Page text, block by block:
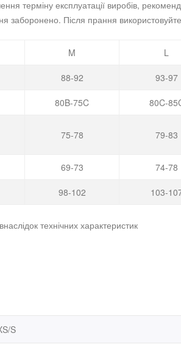
терміну експлуатації виробів,
заборонено. Після прання
M L
88-92 93-97
80B-75C 80C-
75-78 79-83
69-73 74-78
98-102 103-
технічних характеристик
S